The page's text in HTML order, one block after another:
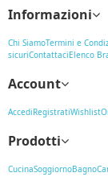
Informazioni
Chi SiamoTermini e
sicuriContattaciElenco
Account
AccediRegistratiWishlist
Prodotti
CucinaSoggiornoBagno